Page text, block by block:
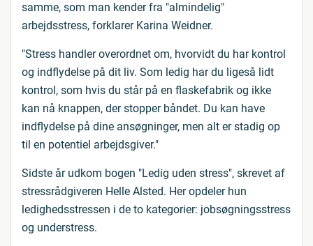
samme, som man kender fra "almindelig"
arbejdsstress, forklarer Karina Weidner.
"Stress handler overordnet om, hvorvidt du har kontrol
og indflydelse på dit liv. Som ledig har du ligeså lidt
kontrol, som hvis du står på en flaskefabrik og ikke
kan nå knappen, der stopper båndet. Du kan have
indflydelse på dine ansøgninger, men alt er stadig op
til en potentiel arbejdsgiver."
Sidste år udkom bogen "Ledig uden stress", skrevet af
stressrådgiveren Helle Alsted. Her opdeler hun
ledighedsstressen i de to kategorier: jobsøgningsstress
og understress.